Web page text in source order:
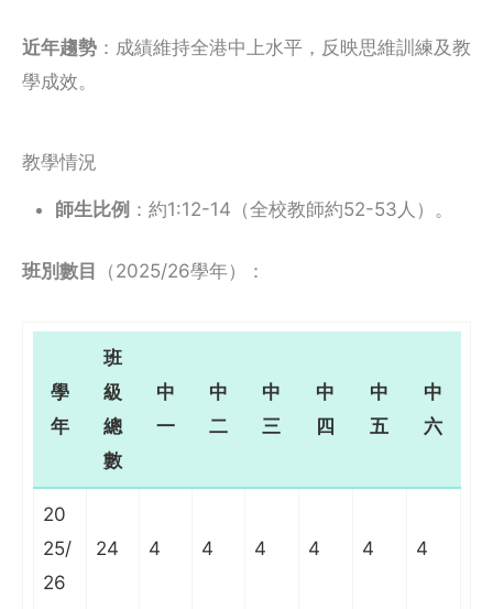
近年趨勢 ：成績維持全港中上水平，反映思維訓練及教
學成效。
教學情況
師生比例 ：約1:12-14（全校教師約52-53人）。
班別數目 （2025/26學年）：
學
年
班
級
總
數
中
一
中
二
中
三
中
四
中
五
中
六
20
25/
26
24 4 4 4 4 4 4